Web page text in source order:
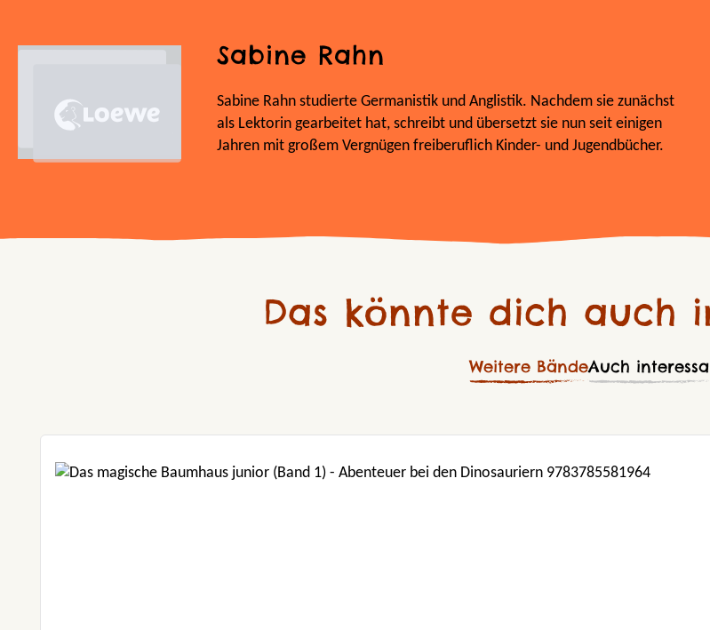
Sabine Rahn
Sabine Rahn studierte Germanistik und Anglistik. Nachdem sie zunächst
als Lektorin gearbeitet hat, schreibt und übersetzt sie nun seit einigen
Jahren mit großem Vergnügen freiberuflich Kinder- und Jugendbücher.
Das könnte dich auch
Weitere BändeAuch